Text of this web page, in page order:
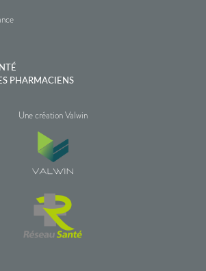
PHARMACIENS
Une création Valwin